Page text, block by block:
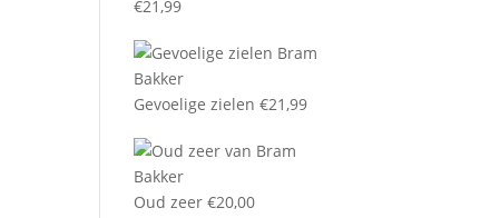
€21,99
Gevoelige zielen €21,99
Oud zeer €20,00